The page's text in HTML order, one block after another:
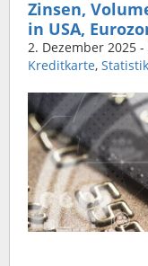
Zinsen,
in USA,
2. Dezember 2025 -
Kreditkarte,